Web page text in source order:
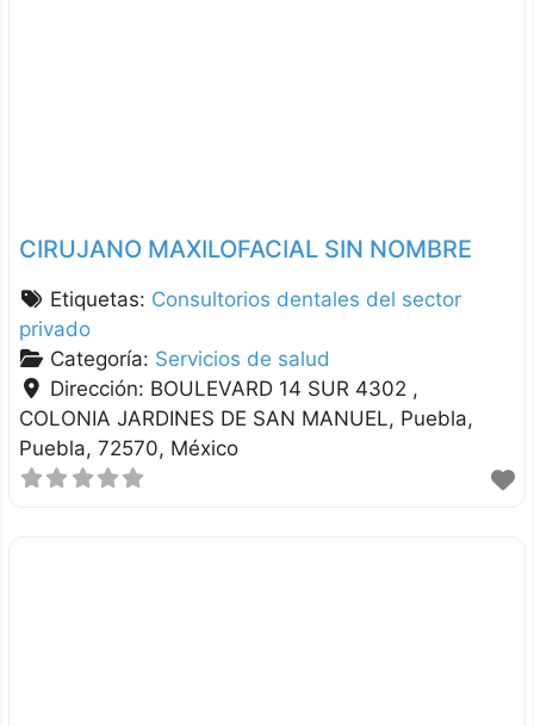
CIRUJANO MAXILOFACIAL SIN NOMBRE
Etiquetas: Consultorios dentales del sector
privado
Categoría: Servicios de salud
Dirección: BOULEVARD 14 SUR 4302 ,
COLONIA JARDINES DE SAN MANUEL Puebla
Puebla 72570 México